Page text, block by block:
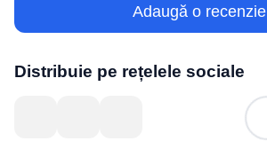
Adaugă o recenzie
Distribuie pe rețelele sociale